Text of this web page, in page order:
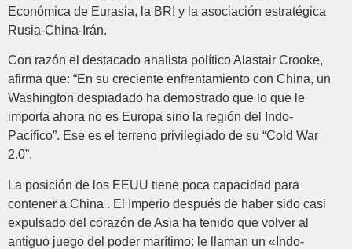
Económica de Eurasia, la BRI y la asociación estratégica
Rusia-China-Irán.
Con razón el destacado analista político Alastair Crooke,
afirma que: “En su creciente enfrentamiento con China, un
Washington despiadado ha demostrado que lo que le
importa ahora no es Europa sino la región del Indo-
Pacífico”. Ese es el terreno privilegiado de su “Cold War
2.0”.
La posición de los EEUU tiene poca capacidad para
contener a China . El Imperio después de haber sido casi
expulsado del corazón de Asia ha tenido que volver al
antiguo juego del poder marítimo: le llaman un «Indo-